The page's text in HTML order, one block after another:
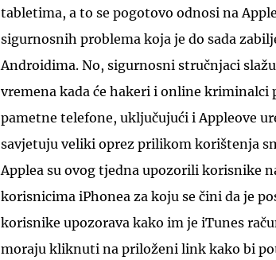
tabletima, a to se pogotovo odnosi na
sigurnosnih problema koja je do sada
Androidima. No, sigurnosni stručnjaci
vremena kada će hakeri i online kriminalci
pametne telefone, uključujući i Appleove
savjetuju veliki oprez prilikom korištenja
Applea su ovog tjedna upozorili korisnike
korisnicima iPhonea za koju se čini da je
korisnike upozorava kako im je iTunes
moraju kliknuti na priloženi link kako bi